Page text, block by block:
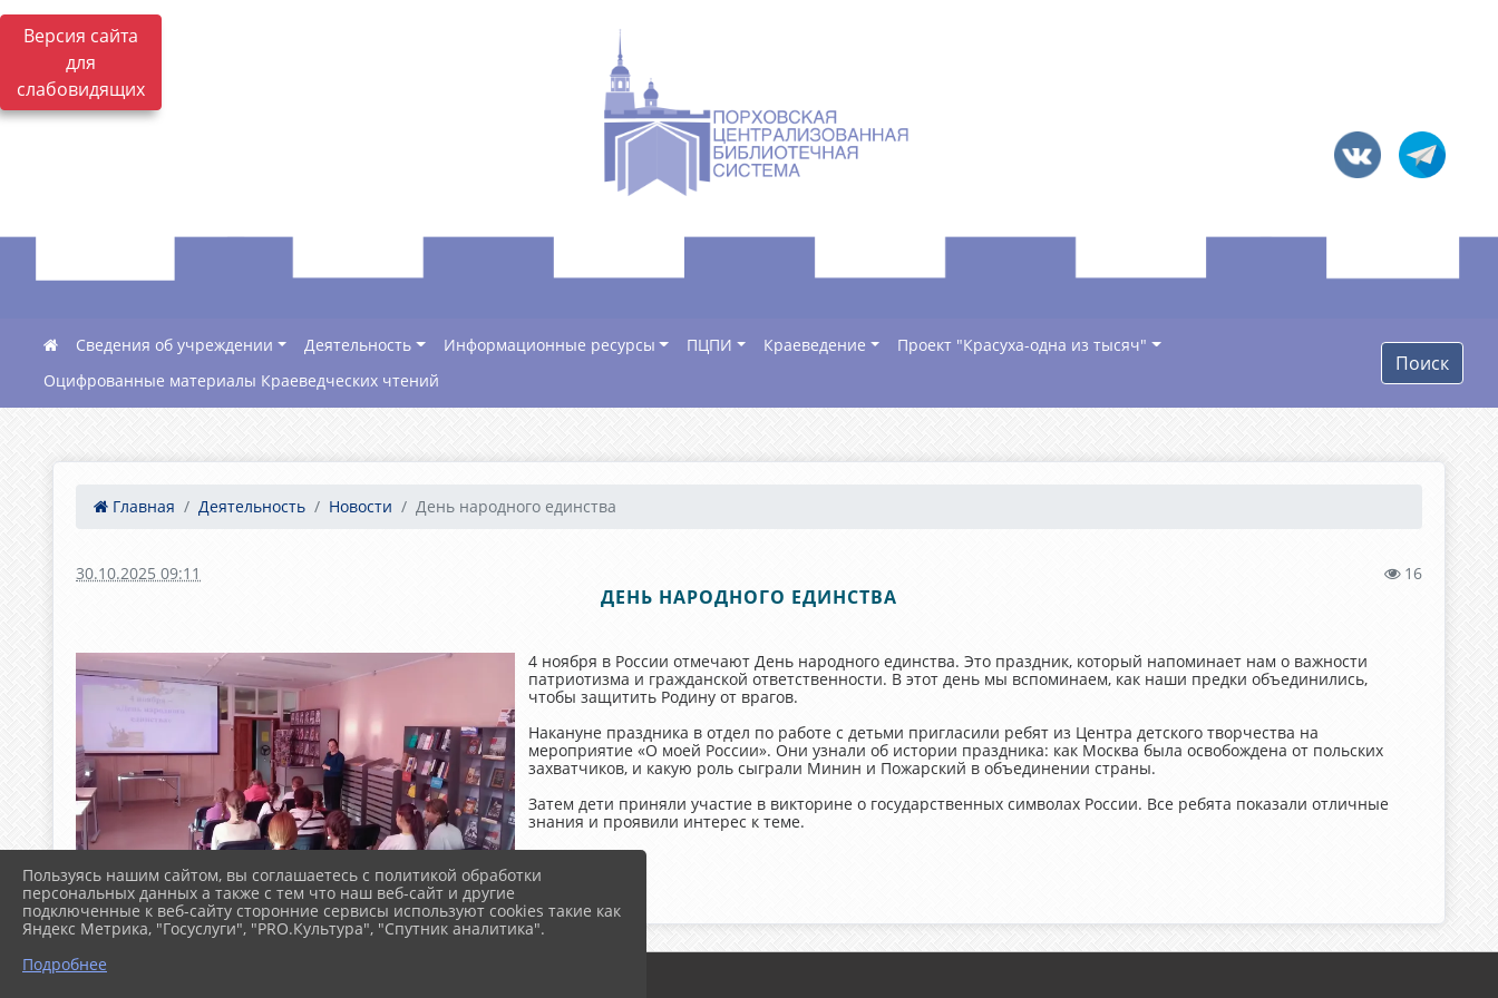
Версия сайта
для
слабовидящих
Сведения об учреждении Деятельность Информационные ресурсы ПЦПИ Краеведение
Проект "Красуха-одна из тысяч"
Оцифрованные материалы Краеведческих чтений
Поиск
Главная Деятельность Новости День народного единства
30.10.2025 09:11 16
ДЕНЬ НАРОДНОГО ЕДИНСТВА
4 ноября в России отмечают День народного единства. Это праздник, который напоминает нам о важности
патриотизма и гражданской ответственности. В этот день мы вспоминаем, как наши предки объединились,
чтобы защитить Родину от врагов.
Накануне праздника в отдел по работе с детьми пригласили ребят из Центра детского творчества на
мероприятие «О моей России». Они узнали об истории праздника: как Москва была освобождена от польских
захватчиков, и какую роль сыграли Минин и Пожарский в объединении страны.
Затем дети приняли участие в викторине о государственных символах России. Все ребята показали отличные
знания и проявили интерес к теме.
Пользуясь нашим сайтом, вы соглашаетесь с политикой обработки
персональных данных а также с тем что наш веб-сайт и другие
подключенные к веб-сайту сторонние сервисы используют cookies такие как
Яндекс Метрика, "Госуслуги", "PRO.Культура", "Спутник аналитика".
Подробнее